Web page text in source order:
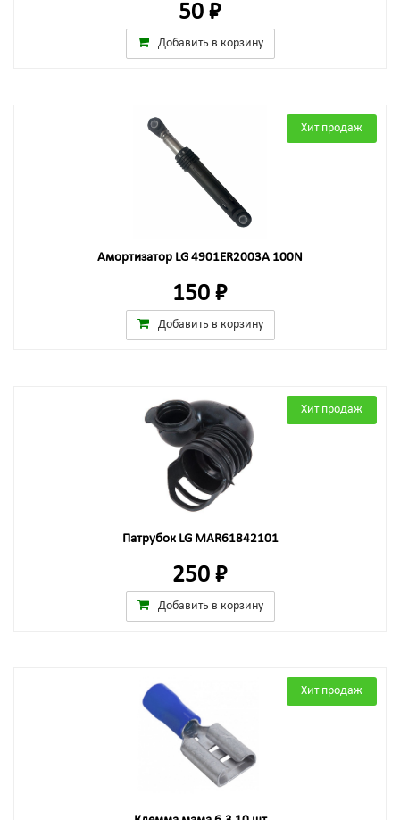
50 ₽
Добавить в корзину
Хит продаж
Амортизатор LG 4901ER2003A 100N
150 ₽
Добавить в корзину
Хит продаж
Патрубок LG MAR61842101
250 ₽
Добавить в корзину
Хит продаж